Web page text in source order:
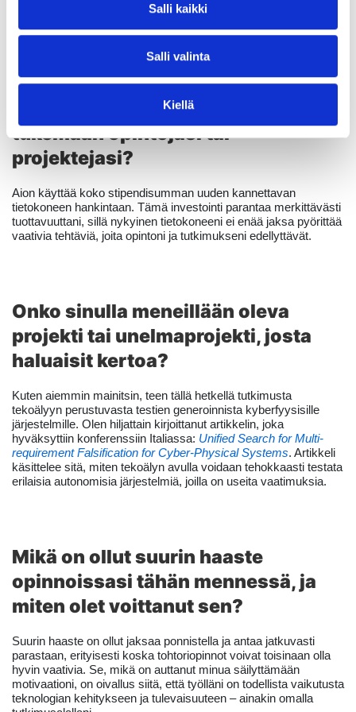
Salli kaikki
Salli valinta
Kiellä
tutkimukseen että tekoälyn soveltamiseen eri aloilla – kuten
ja on siitä lähtien ollut minulle tärkeä motivaation lähde.
Miten aiot käyttää stipendin
tukemaan opintojasi tai
projektejasi?
Aion käyttää koko stipendisumman uuden kannettavan
tietokoneen hankintaan. Tämä investointi parantaa merkittävästi
tuottavuuttani, sillä nykyinen tietokoneeni ei enää jaksa pyörittää
vaativia tehtäviä, joita opintoni ja tutkimukseni edellyttävät.
Onko sinulla meneillään oleva
projekti tai unelmaprojekti, josta
haluaisit kertoa?
Kuten aiemmin mainitsin, teen tällä hetkellä tutkimusta
tekoälyyn perustuvasta testien generoinnista kyberfyysisille
järjestelmille. Olen hiljattain kirjoittanut artikkelin, joka
hyväksyttiin konferenssiin Italiassa: Unified Search for Multi-
requirement Falsification for Cyber-Physical Systems. Artikkeli
käsittelee sitä, miten tekoälyn avulla voidaan tehokkaasti testata
erilaisia autonomisia järjestelmiä, joilla on useita vaatimuksia.
Mikä on ollut suurin haaste
opinnoissasi tähän mennessä, ja
miten olet voittanut sen?
Suurin haaste on ollut jaksaa ponnistella ja antaa jatkuvasti
parastaan, erityisesti koska tohtoriopinnot voivat toisinaan olla
hyvin vaativia. Se, mikä on auttanut minua säilyttämään
motivaationi, on oivallus siitä, että työlläni on todellista vaikutusta
teknologian kehitykseen ja tulevaisuuteen – ainakin omalla